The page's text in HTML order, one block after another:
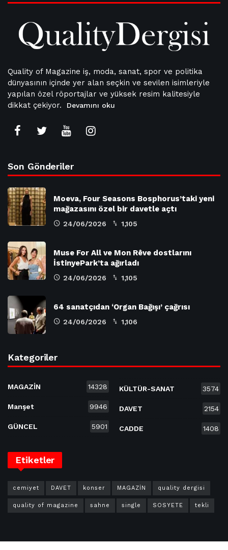
Quality of Magazine iş, moda, sanat, spor ve politika
dünyasının içinde yer alan seçkin ve sevilen isimleriyle
yapılan özel röportajlar ve yüksek resim kalitesiyle
dikkat çekiyor.
Devamını oku
Son Gönderiler
Moeva, Four Seasons Bosphorus’taki yeni
mağazasını özel bir davetle açtı
24/06/2026 1,105
Muse For All ve Mon Rêve dostlarını
İstinyePark’ta ağırladı
24/06/2026 1,105
64 sanatçıdan ‘Organ Bağışı’ çağrısı
24/06/2026 1,106
Kategoriler
MAGAZİN 14328
Manşet 9946
GÜNCEL 5901
KÜLTÜR-SANAT 3574
DAVET 2154
CADDE 1408
Etiketler
cemiyet DAVET konser MAGAZİN quality dergisi
quality of magazine sahne single SOSYETE tekli